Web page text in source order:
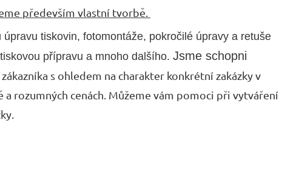
především vlastní tvorbě.
úpravu tiskovin, fotomontáže, pokročilé úpravy a retuše
přípravu a mnoho dalšího. Jsme schopni
s ohledem na charakter konkrétní zakázky v
rozumných cenách. Můžeme vám pomoci při vytváření